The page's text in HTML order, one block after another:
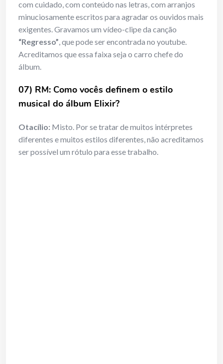
com cuidado, com conteúdo nas letras, com arranjos
minuciosamente escritos para agradar os ouvidos mais
exigentes. Gravamos um vídeo-clipe da canção
“Regresso”, que pode ser encontrada no youtube.
Acreditamos que essa faixa seja o carro chefe do
álbum.
07) RM: Como vocês definem o estilo
musical do álbum Elixir?
Otacílio: Misto. Por se tratar de muitos intérpretes
diferentes e muitos estilos diferentes, não acreditamos
ser possível um rótulo para esse trabalho.